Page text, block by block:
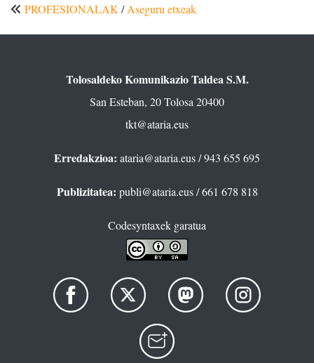
PROFESIONALAK /Aseguru etxeak
Tolosaldeko Komunikazio Taldea S.M.
San Esteban, 20 Tolosa 20400
tkt@ataria.eus
Erredakzioa: ataria@ataria.eus/ 943 655 695
Publizitatea: publi@ataria.eus/ 661 678 818
Codesyntaxek garatua